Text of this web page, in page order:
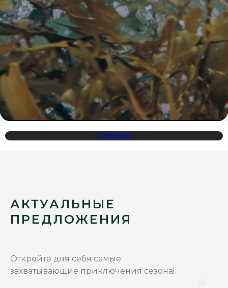
TravelLine
АКТУАЛЬНЫЕ
ПРЕДЛОЖЕНИЯ
Откройте для себя самые
захватывающие приключения сезона!